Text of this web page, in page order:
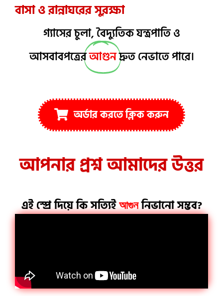
বাসা ও রান্নাঘরের সুরক্ষা
গ্যাসের চুলা, বৈদ্যুতিক যন্ত্রপাতি ও
আসবাবপত্রেরআগুনদ্রুত নেভাতে পারে।
অর্ডার করতে ক্লিক করুন
আপনার প্রশ্ন আমাদের উত্তর
এই স্প্রে দিয়ে কি সত্যিইআগুন নিভানো সম্ভব?